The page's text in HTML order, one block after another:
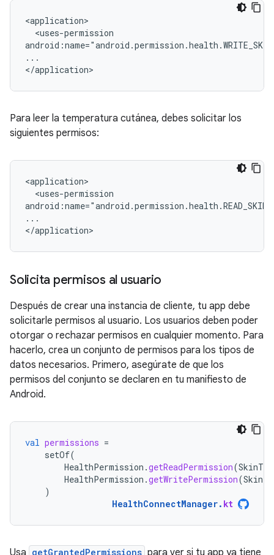
<uses-permission
...
Para leer la temperatura cutánea, debes solicitar los
siguientes permisos:
<uses-permission
...
Solicita permisos al usuario
Después de crear una instancia de cliente, tu app debe
solicitarle permisos al usuario. Los usuarios deben poder
otorgar o rechazar permisos en cualquier momento. Para
hacerlo, crea un conjunto de permisos para los tipos de
datos necesarios. Primero, asegúrate de que los
permisos del conjunto se declaren en tu manifiesto de
Android.
val permissions =
setOf(
HealthPermission .getReadPermission(
HealthPermission .getWritePermission(
)
HealthConnectManager. kt
Usa getGrantedPermissions para ver si tu app ya tiene